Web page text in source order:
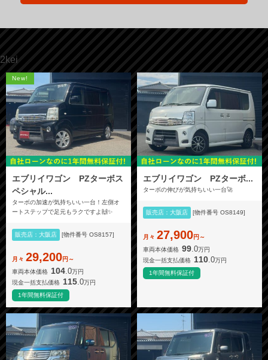
2kei
New!
エブリイワゴン PZターボス
ペシャル...
ターボの加速が気持ちいい一台！左側オ
ートステップで足元もラクですよ🙌✨
販売店：大阪店 [物件番号 OS8157]
月々 29,200円～
車両本体価格 104 .0万円
現金一括支払価格 115.0万円
1年間無料保証付
エブリイワゴン PZターボ...
ターボの伸びが気持ちいい一台🚀
販売店：大阪店 [物件番号 OS8149]
月々 27,900円～
車両本体価格 99 .0万円
現金一括支払価格 110.0万円
1年間無料保証付